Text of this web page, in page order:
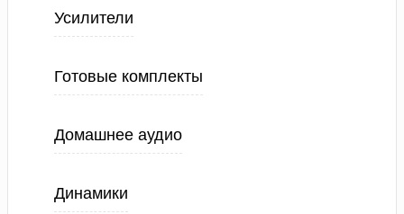
Усилители
Готовые комплекты
Домашнее аудио
Динамики